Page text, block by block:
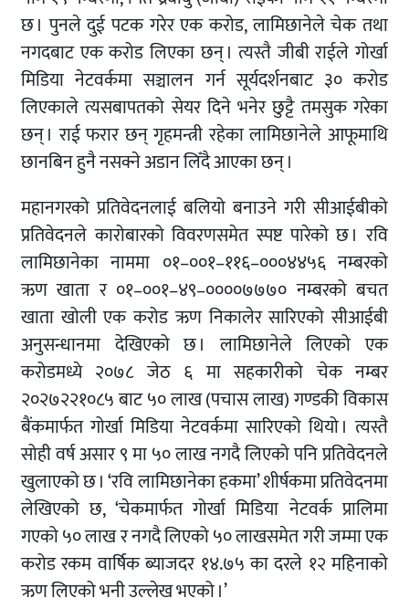
छ । पुनले दुई पटक गरेर एक करोड, लामिछानेले चेक तथा
नगदबाट एक करोड लिएका छन् । त्यस्तै जीबी राईले गोर्खा
मिडिया नेटवर्कमा सञ्चालन गर्न सूर्यदर्शनबाट ३० करोड
लिएकाले त्यसबापतको सेयर दिने भनेर छुट्टै तमसुक गरेका
छन् । राई फरार छन् गृहमन्त्री रहेका लामिछानेले आफूमाथि
छानबिन हुनै नसक्ने अडान लिँदै आएका छन् ।
महानगरको प्रतिवेदनलाई बलियो बनाउने गरी सीआईबीको
प्रतिवेदनले कारोबारको विवरणसमेत स्पष्ट पारेको छ । रवि
लामिछानेका नाममा ०१–००१–११६–०००४४५६ नम्बरको
ऋण खाता र ०१–००१–४९–००००७७७० नम्बरको बचत
खाता खोली एक करोड ऋण निकालेर सारिएको सीआईबी
अनुसन्धानमा देखिएको छ । लामिछानेले लिएको एक
करोडमध्ये २०७८ जेठ ६ मा सहकारीको चेक नम्बर
२०२७२२१०८५ बाट ५० लाख (पचास लाख) गण्डकी विकास
बैंकमार्फत गोर्खा मिडिया नेटवर्कमा सारिएको थियो । त्यस्तै
सोही वर्ष असार ९ मा ५० लाख नगदै लिएको पनि प्रतिवेदनले
खुलाएको छ । ‘रवि लामिछानेका हकमा’ शीर्षकमा प्रतिवेदनमा
लेखिएको छ, ‘चेकमार्फत गोर्खा मिडिया नेटवर्क प्रालिमा
गएको ५० लाख र नगदै लिएको ५० लाखसमेत गरी जम्मा एक
करोड रकम वार्षिक ब्याजदर १४.७५ का दरले १२ महिनाको
ऋण लिएको भनी उल्लेख भएको ।’